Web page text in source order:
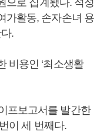
으로 집계됐다. 적정
가활동, 손자손녀 용
.
비용인 ‘최소생활
프보고서를 발간한
이 세 번째다.